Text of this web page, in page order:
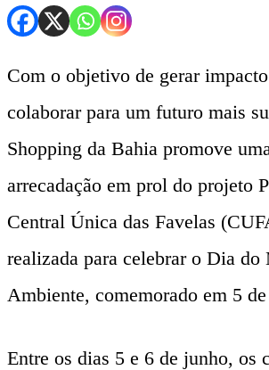
Com o objetivo de gerar
colaborar para um futuro mais
Shopping da Bahia promove
arrecadação em prol do projeto
Central Única das Favelas
realizada para celebrar o Dia do
Ambiente, comemorado em 5
Entre os dias 5 e 6 de junho, os